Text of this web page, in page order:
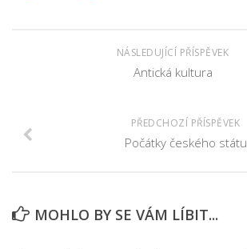
NÁSLEDUJÍCÍ PŘÍSPĚVEK
Antická kultura
PŘEDCHOZÍ PŘÍSPĚVEK
Počátky českého státu
MOHLO BY SE VÁM LÍBIT...